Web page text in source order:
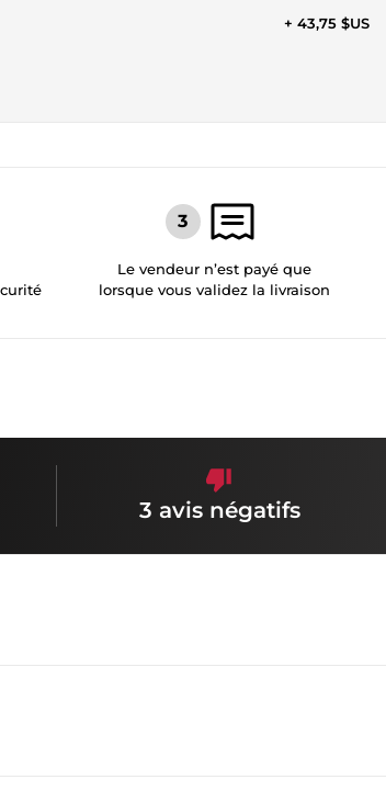
+ 43,75 $US
Le vendeur n’est payé que
lorsque vous validez la livraison
3 avis négatifs